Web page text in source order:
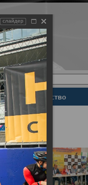
Законодательство
слайдер